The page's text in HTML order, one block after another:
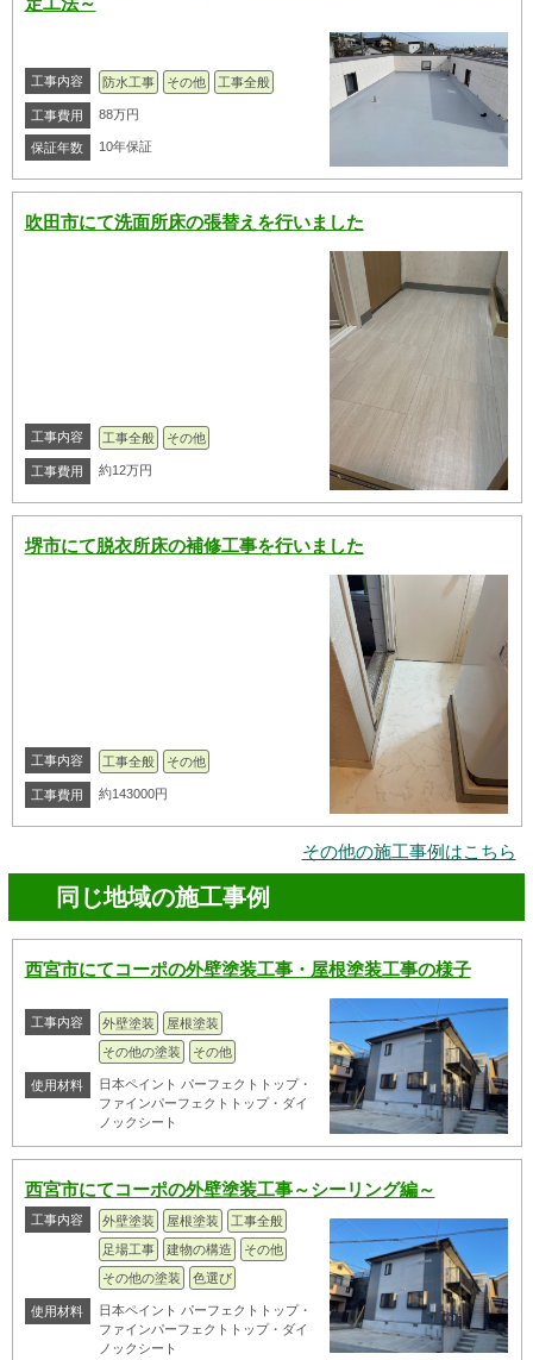
工事内容 防水工事 その他 工事全般
工事費用 88万円
保証年数 10年保証
吹田市にて洗面所床の張替えを行いました
工事内容 工事全般 その他
工事費用 約12万円
堺市にて脱衣所床の補修工事を行いました
工事内容 工事全般 その他
工事費用 約143000円
その他の施工事例はこちら
同じ地域の施工事例
西宮市にてコーポの外壁塗装工事・屋根塗装工事の様子
工事内容 外壁塗装
屋根塗装
その他の塗装
その他
使用材料
日本ペイント パーフェクトトップ・
ファインパーフェクトトップ・ダイ
ノックシート
西宮市にてコーポの外壁塗装工事～シーリング編～
工事内容 外壁塗装 屋根塗装
工事全般
足場工事
建物の構造
その他
その他の塗装
色選び
使用材料
日本ペイント パーフェクトトップ・
ファインパーフェクトトップ・ダイ
ノックシート